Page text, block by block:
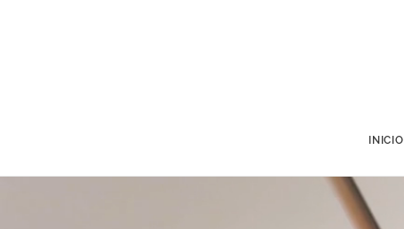
INICIO